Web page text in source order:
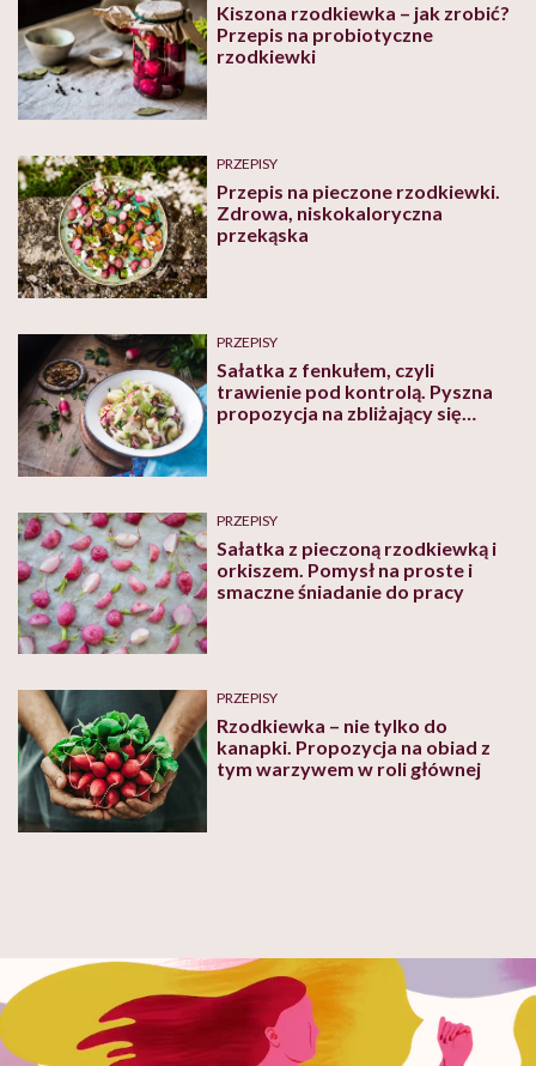
Kiszona rzodkiewka – jak zrobić?
Przepis na probiotyczne
rzodkiewki
PRZEPISY
Przepis na pieczone rzodkiewki.
Zdrowa, niskokaloryczna
przekąska
PRZEPISY
Sałatka z fenkułem, czyli
trawienie pod kontrolą. Pyszna
propozycja na zbliżający się
PRZEPISY
Sałatka z pieczoną rzodkiewką i
orkiszem. Pomysł na proste i
smaczne śniadanie do pracy
PRZEPISY
Rzodkiewka – nie tylko do
kanapki. Propozycja na obiad z
tym warzywem w roli głównej